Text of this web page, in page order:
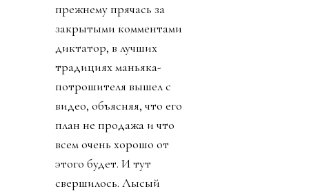
прежнему прячась за
закрытыми комментами
диктатор, в лучших
традициях маньяка-
потрошителя вышел с
видео, объясняя, что его
план не продажа и что
всем очень хорошо от
этого будет. И тут
свершилось. Лысый